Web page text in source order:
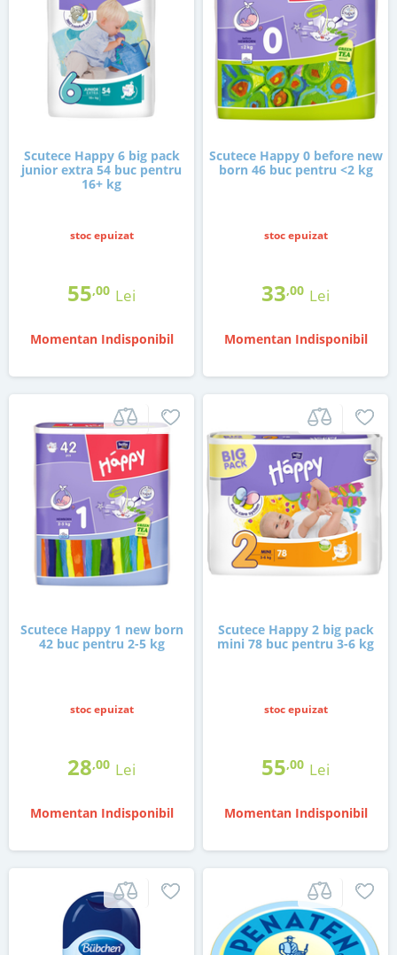
Scutece Happy 6 big pack
junior extra 54 buc pentru
16+ kg
stoc epuizat
55,00 Lei
Momentan Indisponibil
Scutece Happy 0 before new
born 46 buc pentru <2 kg
stoc epuizat
33,00 Lei
Momentan Indisponibil
Scutece Happy 1 new born
42 buc pentru 2-5 kg
stoc epuizat
28,00 Lei
Momentan Indisponibil
Scutece Happy 2 big pack
mini 78 buc pentru 3-6 kg
stoc epuizat
55,00 Lei
Momentan Indisponibil